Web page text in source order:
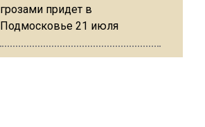
грозами придет в
Подмосковье 21 июля